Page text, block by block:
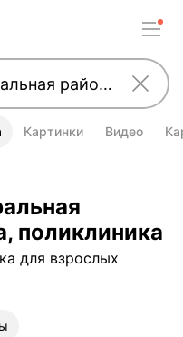
Картинки Видео
поликлиника
для взрослых